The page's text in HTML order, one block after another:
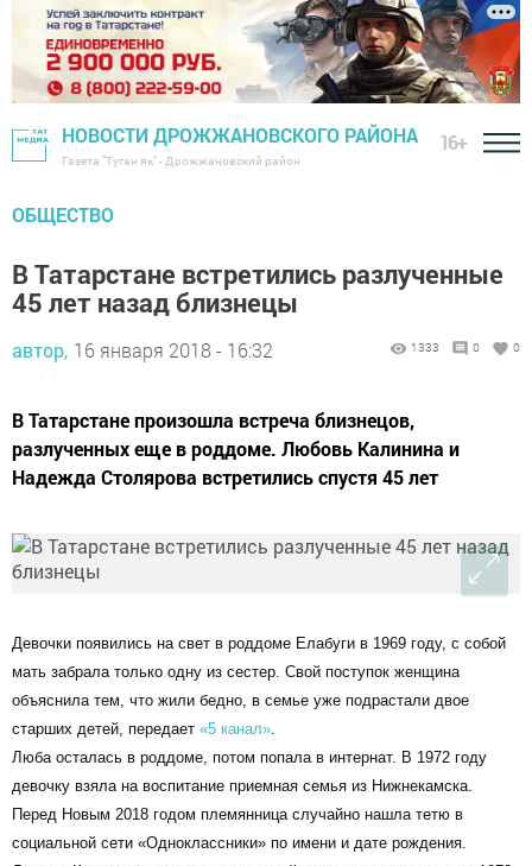
НОВОСТИ ДРОЖЖАНОВСКОГО РАЙОНА
Газета "Туган як" - Дрожжановский район
16+
ОБЩЕСТВО
В Татарстане встретились разлученные
45 лет назад близнецы
автор, 16 января 2018 - 16:32 1333 0 0
В Татарстане произошла встреча близнецов,
разлученных еще в роддоме. Любовь Калинина и
Надежда Столярова встретились спустя 45 лет
Девочки появились на свет в роддоме Елабуги в 1969 году, с собой
мать забрала только одну из сестер. Свой поступок женщина
объяснила тем, что жили бедно, в семье уже подрастали двое
старших детей, передает «5 канал».
Люба осталась в роддоме, потом попала в интернат. В 1972 году
девочку взяла на воспитание приемная семья из Нижнекамска.
Перед Новым 2018 годом племянница случайно нашла тетю в
социальной сети «Одноклассники» по имени и дате рождения.